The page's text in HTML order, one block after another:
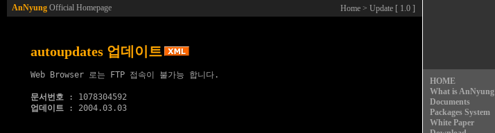
AnNyung Official Homepage Home > Update [ 1.0 ]
HOME
What is AnNyung
Documents
Packages System
White Paper
autoupdates 업데이트
Web Browser 로는 FTP 접속이 불가능 합니다.
문서번호
업데이트 : 2004.03.03